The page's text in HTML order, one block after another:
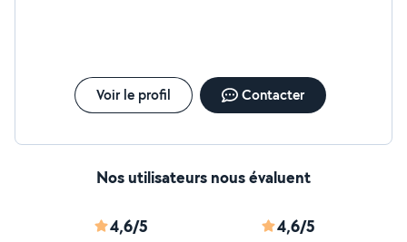
Voir le profil Contacter
Nos utilisateurs nous évaluent
4,6/5 4,6/5